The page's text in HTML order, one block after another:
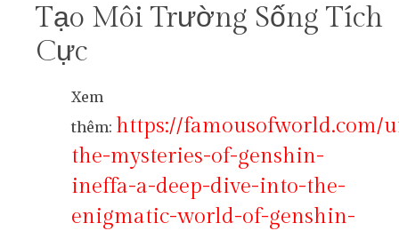
Tạo Môi Trường Sống Tích
Cực
Xem
thêm: https://famousofworld.com/
the-mysteries-of-genshin-
ineffa-a-deep-dive-into-the-
enigmatic-world-of-genshin-